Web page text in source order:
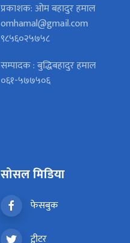
प्रकाशक: ओम बहादुर हमाल
omhamal@gmail.com
९८५६०२५७५८
सम्पादक : बुद्धिबहादुर हमाल
०६१-५७७५०६
सोसल मिडिया
फेसबुक
ट्वीटर